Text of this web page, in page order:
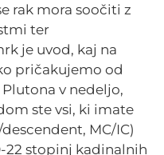
rak mora soočiti z
ter
je uvod, kaj na
pričakujemo od
v nedeljo,
ste vsi, ki imate
MC/IC)
22 stopinj kadinalnih